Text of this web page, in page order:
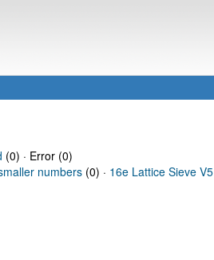
(0) · Error (0)
numbers (0) · 16e Lattice Sieve V5